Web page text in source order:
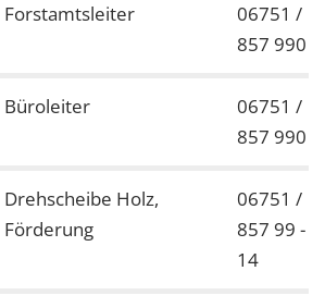
Forstamtsleiter
06751 /
857 990
Büroleiter
06751 /
857 990
Drehscheibe Holz,
Förderung
06751 /
857 99 -
14